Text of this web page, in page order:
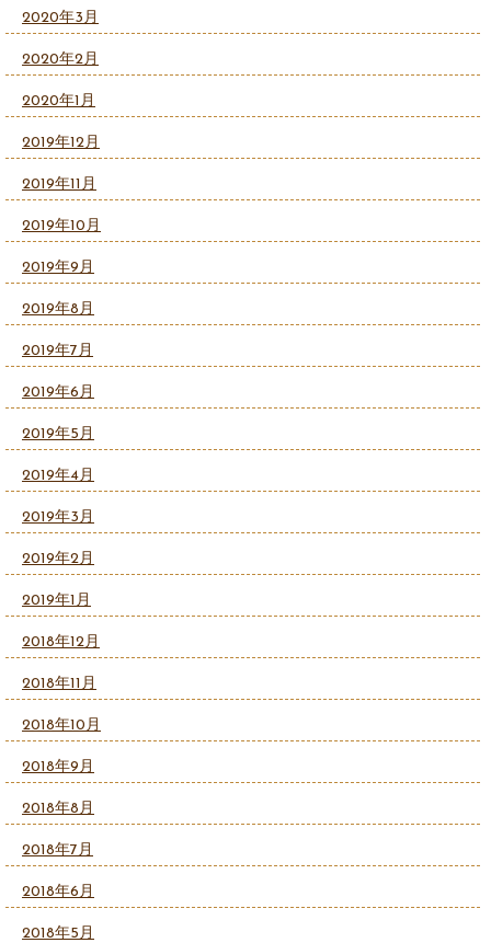
2020年3月
2020年2月
2020年1月
2019年12月
2019年11月
2019年10月
2019年9月
2019年8月
2019年7月
2019年6月
2019年5月
2019年4月
2019年3月
2019年2月
2019年1月
2018年12月
2018年11月
2018年10月
2018年9月
2018年8月
2018年7月
2018年6月
2018年5月